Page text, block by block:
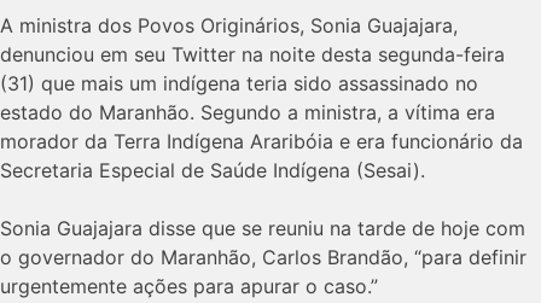
A ministra dos Povos Originários, Sonia Guajajara,
denunciou em seu Twitter na noite desta segunda-feira
(31) que mais um indígena teria sido assassinado no
estado do Maranhão. Segundo a ministra, a vítima era
morador da Terra Indígena Araribóia e era funcionário da
Secretaria Especial de Saúde Indígena (Sesai).
Sonia Guajajara disse que se reuniu na tarde de hoje com
o governador do Maranhão, Carlos Brandão, “para definir
urgentemente ações para apurar o caso.”